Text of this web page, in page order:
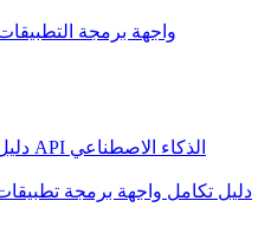
واجهة برمجة
WebExtrator دليل تكامل API الذكاء الاصطناعي